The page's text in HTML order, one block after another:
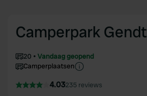
Camperpark Gendt
20
Vandaag geopend
Camperplaatsen
4.03235 reviews